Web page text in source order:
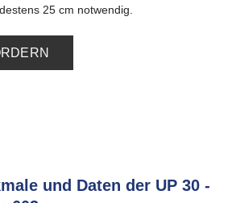
25 cm notwendig.
und Daten der UP 30 -